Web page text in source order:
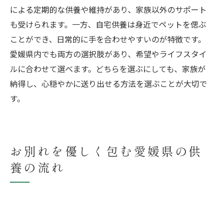
による定期的な供養や維持があり、家族以外のサポート
も受けられます。一方、自宅供養は身近でペットを偲ぶ
ことができ、日常的に手を合わせやすいのが特徴です。
愛媛県内でも両方の選択肢があり、希望やライフスタイ
ルに合わせて選べます。どちらを選ぶにしても、家族が
納得し、心穏やかに送り出せる方法を選ぶことが大切で
す。
お別れを優しく包む愛媛県の供
養の流れ